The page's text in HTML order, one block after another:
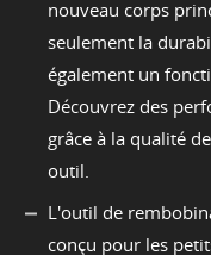
nouveau corps
seulement la
également un
Découvrez des
grâce à la qualité
outil.
L'outil de
conçu pour les